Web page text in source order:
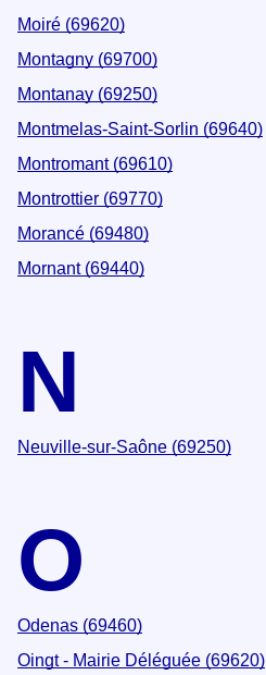
Moiré (69620)
Montagny (69700)
Montanay (69250)
Montmelas-Saint-Sorlin (69640)
Montromant (69610)
Montrottier (69770)
Morancé (69480)
Mornant (69440)
N
Neuville-sur-Saône (69250)
O
Odenas (69460)
Oingt - Mairie Déléguée (69620)